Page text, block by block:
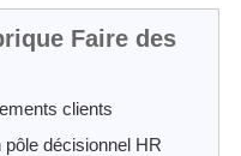
Faire des
clients
pôle décisionnel HR